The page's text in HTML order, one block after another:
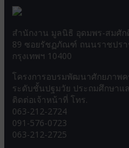
สำนักงาน มูลนิธิ อุดมพร-สมศัก
89 ซอยรัชฏภัณฑ์ ถนนราชปรา
กรุงเทพฯ 10400
โครงการอบรมพัฒนาศักยภาพ
ระดับชั้นปฐมวัย ประถมศึกษาแ
ติดต่อเจ้าหน้าที่ โทร.
063-212-2724
091-576-0723
063-212-2725